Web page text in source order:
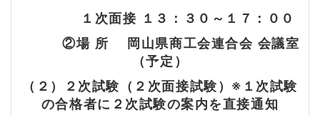
１次面接 １３：３０～１７：００
②場 所 岡山県商工会連合会 会議室
（予定）
（２）２次試験（２次面接試験）※１次試験
の合格者に２次試験の案内を直接通知